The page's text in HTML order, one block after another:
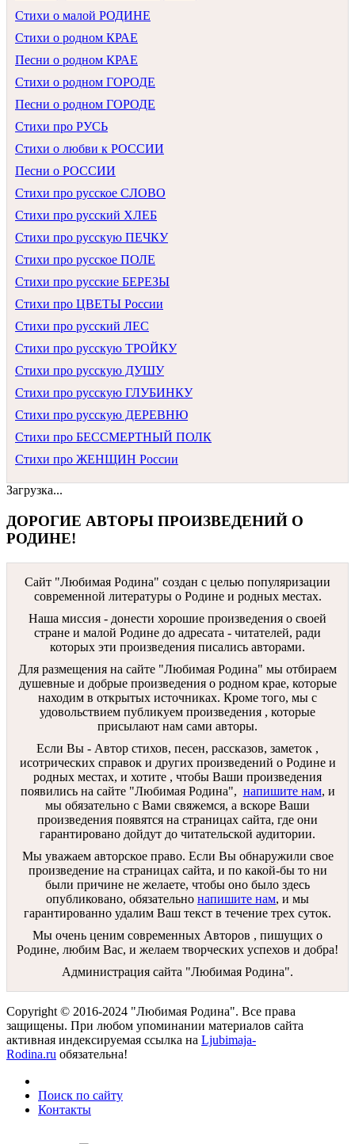
Стихи о малой РОДИНЕ
Стихи о родном КРАЕ
Песни о родном КРАЕ
Стихи о родном ГОРОДЕ
Песни о родном ГОРОДЕ
Стихи про РУСЬ
Стихи о любви к РОССИИ
Песни о РОССИИ
Стихи про русское СЛОВО
Стихи про русский ХЛЕБ
Стихи про русскую ПЕЧКУ
Стихи про русское ПОЛЕ
Стихи про русские БЕРЕЗЫ
Стихи про ЦВЕТЫ России
Стихи про русский ЛЕС
Стихи про русскую ТРОЙКУ
Стихи про русскую ДУШУ
Стихи про русскую ГЛУБИНКУ
Стихи про русскую ДЕРЕВНЮ
Стихи про БЕССМЕРТНЫЙ ПОЛК
Стихи про ЖЕНЩИН России
Загрузка...
ДОРОГИЕ АВТОРЫ ПРОИЗВЕДЕНИЙ О
РОДИНЕ!
Сайт "Любимая Родина" создан c целью популяризации
современной литературы о Родине и родных местах.
Наша миссия - донести хорошие произведения о своей
стране и малой Родине до адресата - читателей, ради
которых эти произведения писались авторами.
Для размещения на сайте "Любимая Родина" мы отбираем
душевные и добрые произведения о родном крае, которые
находим в открытых источниках. Кроме того, мы с
удовольствием публикуем произведения , которые
присылают нам сами авторы.
Если Вы - Автор стихов, песен, рассказов, заметок ,
исотрических справок и других произведений о Родине и
родных местах, и хотите , чтобы Ваши произведения
появились на сайте "Любимая Родина", напишите нам, и
мы обязательно с Вами свяжемся, а вскоре Ваши
произведения появятся на страницах сайта, где они
гарантировано дойдут до читательской аудитории.
Мы уважаем авторское право. Если Вы обнаружили свое
произведение на страницах сайта, и по какой-бы то ни
были причине не желаете, чтобы оно было здесь
опубликовано, обязательно напишите нам, и мы
гарантированно удалим Ваш текст в течение трех суток.
Мы очень ценим современных Авторов , пишущих о
Родине, любим Вас, и желаем творческих успехов и добра!
Администрация сайта "Любимая Родина".
Copyright © 2016-2024 "Любимая Родина". Все права
защищены. При любом упоминании материалов сайта
активная индексируемая ссылка на Ljubimaja-
Rodina.ru обязательна!
Поиск по сайту
Контакты